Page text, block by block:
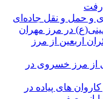
رفت
و حمل و نقل جاده‌ای
در مرز مهران
اربعین از مرز
از مرز خسروی در
های پیاده در